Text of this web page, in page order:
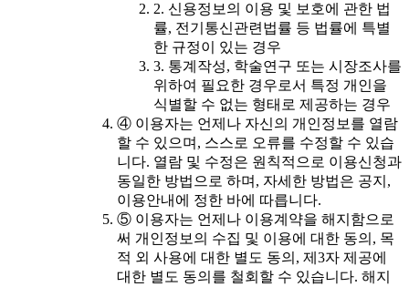
2. 신용정보의 이용 및 보호에 관한 법
률, 전기통신관련법률 등 법률에 특별
한 규정이 있는 경우
3. 통계작성, 학술연구 또는 시장조사를
위하여 필요한 경우로서 특정 개인을
식별할 수 없는 형태로 제공하는 경우
④ 이용자는 언제나 자신의 개인정보를 열람
할 수 있으며, 스스로 오류를 수정할 수 있습
니다. 열람 및 수정은 원칙적으로 이용신청과
동일한 방법으로 하며, 자세한 방법은 공지,
이용안내에 정한 바에 따릅니다.
⑤ 이용자는 언제나 이용계약을 해지함으로
써 개인정보의 수집 및 이용에 대한 동의, 목
적 외 사용에 대한 별도 동의, 제3자 제공에
대한 별도 동의를 철회할 수 있습니다. 해지